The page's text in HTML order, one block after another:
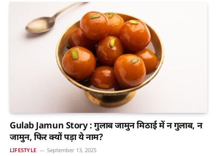
Gulab Jamun Story : गुलाब जामुन मिठाई में न गुलाब, न
जामुन, फिर क्यों पड़ा ये नाम?
LIFESTYLE September 13, 2025